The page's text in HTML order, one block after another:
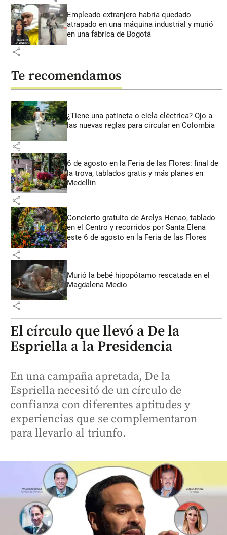
Empleado extranjero habría quedado
atrapado en una máquina industrial y murió
en una fábrica de Bogotá
share
Te recomendamos
¿Tiene una patineta o cicla eléctrica? Ojo a
las nuevas reglas para circular en Colombia
share
6 de agosto en la Feria de las Flores: final de
la trova, tablados gratis y más planes en
Medellín
share
Concierto gratuito de Arelys Henao, tablado
en el Centro y recorridos por Santa Elena
este 6 de agosto en la Feria de las Flores
share
Murió la bebé hipopótamo rescatada en el
Magdalena Medio
share
El círculo que llevó a De la
Espriella a la Presidencia
En una campaña apretada, De la
Espriella necesitó de un círculo de
confianza con diferentes aptitudes y
experiencias que se complementaron
para llevarlo al triunfo.